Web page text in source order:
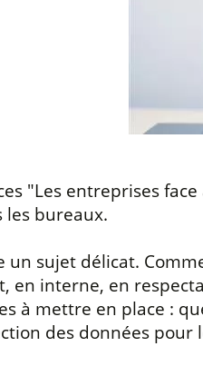
"Les entreprises
bureaux.
sujet délicat.
interne, en
à mettre en place :
des données